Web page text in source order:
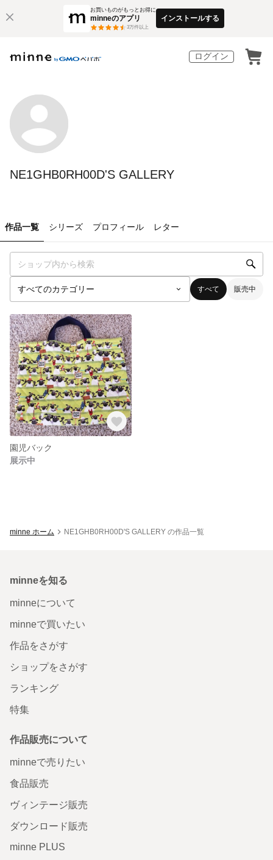
お買いものがもっとお得に
minneのアプリ
3万件以上
インストールする
ログイン
NE1GHB0RH00D'S GALLERY
作品一覧 シリーズ プロフィール レター
すべて 販売中
園児バック
展示中
minne ホーム NE1GHB0RH00D'S GALLERY の作品一覧
minneを知る
minneについて
minneで買いたい
作品をさがす
ショップをさがす
ランキング
特集
作品販売について
minneで売りたい
食品販売
ヴィンテージ販売
ダウンロード販売
minne PLUS